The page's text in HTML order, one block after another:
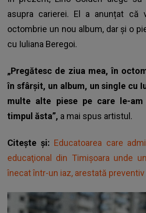
asupra carierei. El a anunțat că
octombrie un nou album, dar și o
cu Iuliana Beregoi.
„Pregătesc de ziua mea, în
în sfârșit, un album, un single cu
multe alte piese pe care le-
timpul ăsta”, a mai spus artistul.
Citește și: Educatoarea care
educaţional din Timişoara unde
înecat într-un iaz, arestată preventiv